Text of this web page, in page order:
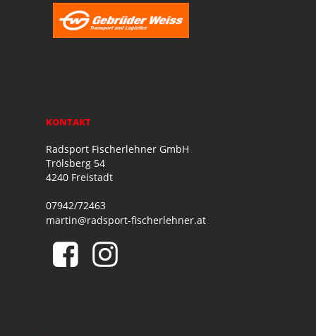
KONTAKT
Radsport Fischerlehner GmbH
Trölsberg 54
4240 Freistadt
07942/72463
martin@radsport-fischerlehner.at